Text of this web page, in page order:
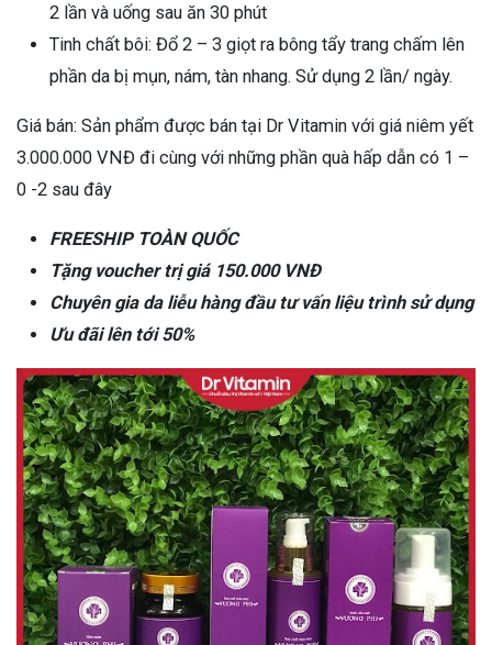
2 lần và uống sau ăn 30 phút
Tinh chất bôi: Đổ 2 – 3 giọt ra bông tẩy trang chấm lên
phần da bị mụn, nám, tàn nhang. Sử dụng 2 lần/ ngày.
Giá bán: Sản phẩm được bán tại Dr Vitamin với giá niêm yết
3.000.000 VNĐ đi cùng với những phần quà hấp dẫn có 1 –
0 -2 sau đây
FREESHIP TOÀN QUỐC
Tặng voucher trị giá 150.000 VNĐ
Chuyên gia da liễu hàng đầu tư vấn liệu trình sử dụng
Ưu đãi lên tới 50%